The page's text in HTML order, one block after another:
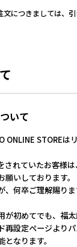
につきましては、
いて
ONLINE STOREは
されていたお客様
いしております。
、何卒ご理解賜り
初めてでも、福
再設定ページより
なります。